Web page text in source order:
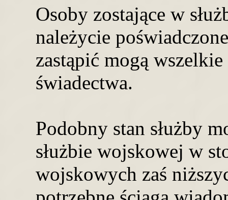
Osoby zostające w
należycie
zastąpić mogą
świadectwa.
Podobny stan służby
służbie wojskowej w
wojskowych zaś